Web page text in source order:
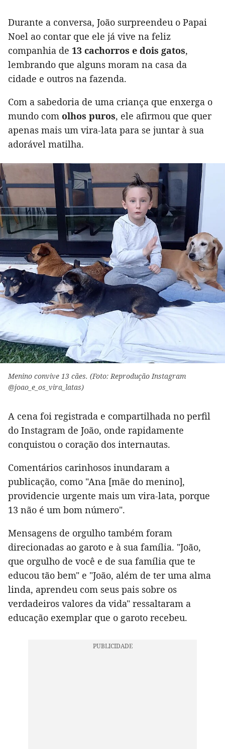
Durante a conversa, João surpreendeu o Papai
Noel ao contar que ele já vive na feliz
companhia de 13 cachorros e dois gatos,
lembrando que alguns moram na casa da
cidade e outros na fazenda.
Com a sabedoria de uma criança que enxerga o
mundo com olhos puros, ele afirmou que quer
apenas mais um vira-lata para se juntar à sua
adorável matilha.
Menino convive 13 cães. (Foto: Reprodução Instagram
@joao_e_os_vira_latas)
A cena foi registrada e compartilhada no perfil
do Instagram de João, onde rapidamente
conquistou o coração dos internautas.
Comentários carinhosos inundaram a
publicação, como "Ana [mãe do menino],
providencie urgente mais um vira-lata, porque
13 não é um bom número".
Mensagens de orgulho também foram
direcionadas ao garoto e à sua família. "João,
que orgulho de você e de sua família que te
educou tão bem" e "João, além de ter uma alma
linda, aprendeu com seus pais sobre os
verdadeiros valores da vida" ressaltaram a
educação exemplar que o garoto recebeu.